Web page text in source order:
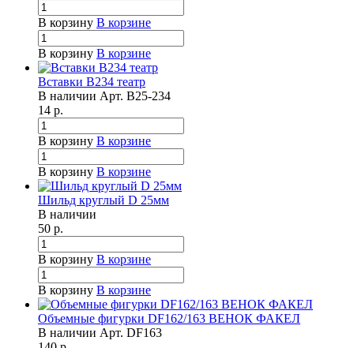
В корзину В корзине
В корзину В корзине
Вставки B234 театр
В наличии Арт. B25-234
14 р.
В корзину В корзине
В корзину В корзине
Шильд круглый D 25мм
В наличии
50 р.
В корзину В корзине
В корзину В корзине
Объемные фигурки DF162/163 ВЕНОК ФАКЕЛ
В наличии Арт. DF163